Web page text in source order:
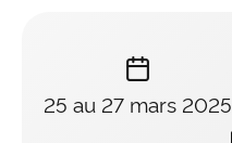
25 au 27 mars 2025